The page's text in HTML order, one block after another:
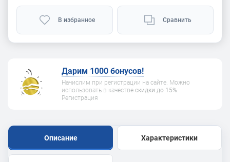
В избранное Сравнить
Дарим 1000 бонусов!
Начислим при регистрации на сайте. Можно
использовать в качестве скидки до 15%.
Регистрация
Описание Характеристики